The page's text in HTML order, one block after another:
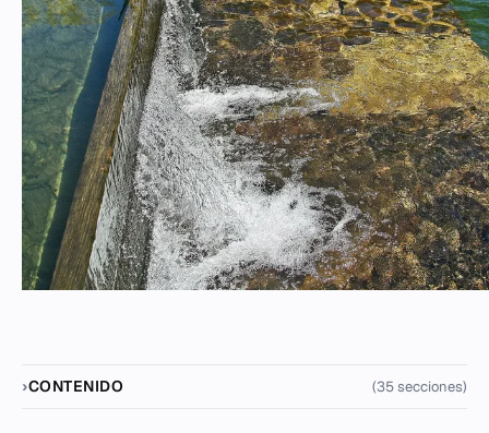
CONTENIDO (35 secciones)